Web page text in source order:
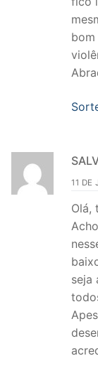
11 DE
Olá,
seja